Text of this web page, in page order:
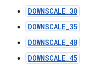
DOWNSCALE_30
DOWNSCALE_35
DOWNSCALE_40
DOWNSCALE_45